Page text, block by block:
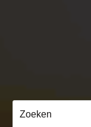
naar: